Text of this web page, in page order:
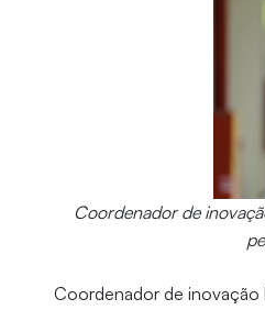
Coordenador de
Coordenador de inovação